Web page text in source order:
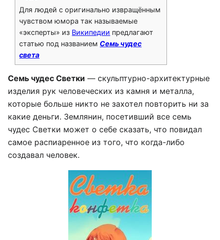
Для людей с оригинально извращённым
чувством юмора так называемые
«эксперты» из Википедии предлагают
статью под названием Семь чудес
света
Семь чудес Светки — скульптурно-архитектурные
изделия рук человеческих из камня и металла,
которые больше никто не захотел повторить ни за
какие деньги. Землянин, посетивший все семь
чудес Светки может о себе сказать, что повидал
самое распиаренное из того, что когда-либо
создавал человек.